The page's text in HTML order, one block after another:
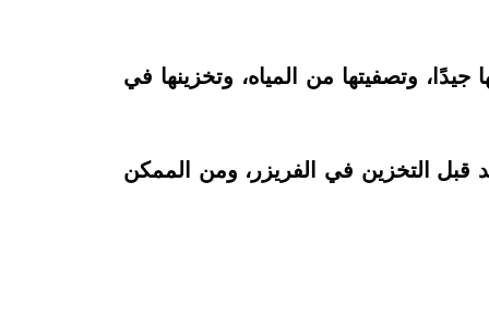
وتصفيتها من المياه، وتخزينها في
قبل التخزين في الفريزر، ومن الممكن